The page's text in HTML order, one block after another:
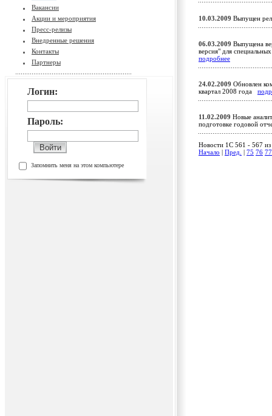
Вакансии
Акции и мероприятия
Пресс-релизы
Внедренные решения
Контакты
Партнеры
Логин:
Пароль:
Запомнить меня на этом компьютере
10.03.2009 Выпущен
06.03.2009 Выпущена
версия" для
подробнее
24.02.2009 Обновлен
квартал 2008 года
11.02.2009 Новые
подготовке годовой
Новости 1C 561 - 567
Начало
Пред. 75 76 77